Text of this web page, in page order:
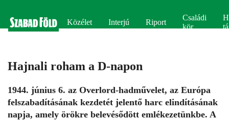
Közélet Interjú Riport
Családi
kör
Hajnali roham a D-napon
1944. június 6. az Overlord-hadművelet, az Európa
felszabadításának kezdetét jelentő harc elindításának
napja, amely örökre belevésődött emlékezetünkbe. A